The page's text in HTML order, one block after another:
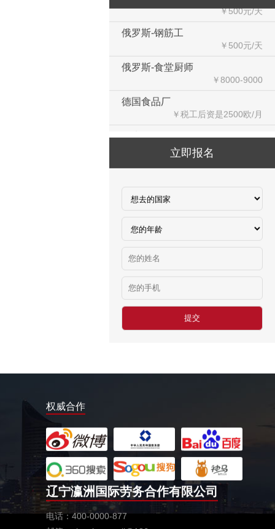
厨师、帮厨（夫妻工）
￥18000-20000RMB/月
新西兰-橱柜厂
￥25-27.76纽币/小时，2.6万RMB/月
新西兰-面点师
￥27-30纽币/小时
日本-金属分解
日本-盒饭制做
￥25万日元/月收入
新西兰-花园管理
￥
新西兰保姆
￥年薪20左右
赴新西兰地板、地毯厂
￥时薪：27.76-28纽币
急赴新西兰石材加工、台面师傅
￥时薪：25-27.76纽币
立即报名
权威合作
辽宁瀛洲国际劳务合作有限公司
电话：400-0000-877